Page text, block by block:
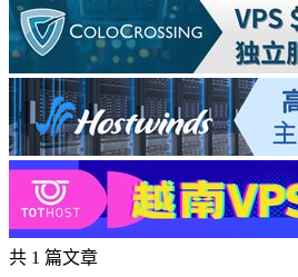
共 1 篇文章